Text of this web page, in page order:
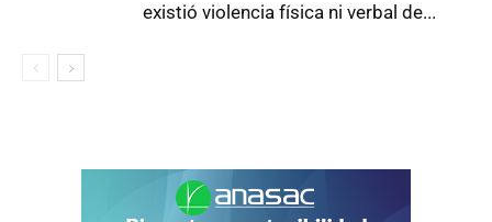
existió violencia física ni verbal de...